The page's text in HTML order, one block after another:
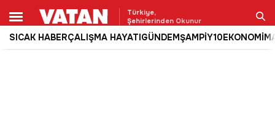
Türkiye,
Şehirlerinden Okunur
SICAK HABERÇALIŞMA HAYATIGÜNDEMŞAMPİY10EKONOMİ
Ara